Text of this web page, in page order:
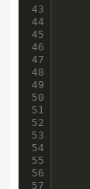
43
44
45
46
47
48
49
50
51
52
53
54
55
56
57